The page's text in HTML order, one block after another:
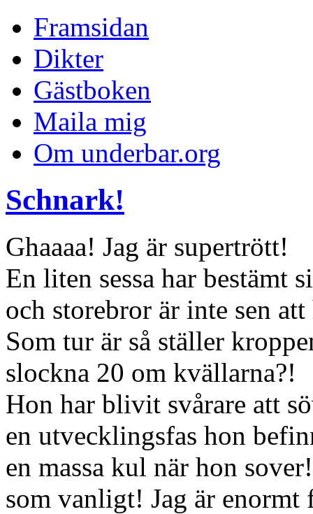
Framsidan
Dikter
Gästboken
Maila mig
Om underbar.org
Schnark!
Ghaaaa! Jag är supertrött!
En liten sessa har bestämt
och storebror är inte sen att
Som tur är så ställer
slockna 20 om kvällarna?!
Hon har blivit svårare att
en utvecklingsfas hon
en massa kul när hon
som vanligt! Jag är